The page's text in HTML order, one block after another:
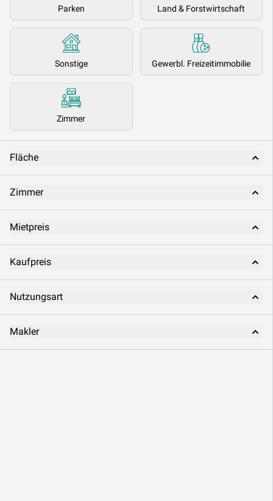
Parken Land & Forstwirtschaft
Sonstige Gewerbl. Freizeitimmobilie
Zimmer
Fläche
Zimmer
Mietpreis
Kaufpreis
Nutzungsart
Makler